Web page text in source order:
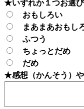
★いずれか１つお選び
おもしろい
まあまあおもし
ふつう
ちょっとだめ
だめ
★感想（かんそう）や